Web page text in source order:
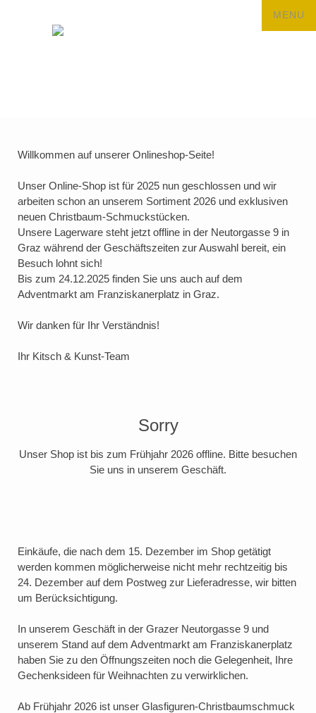
Willkommen auf unserer Onlineshop-Seite!
Unser Online-Shop ist für 2025 nun geschlossen und wir
arbeiten schon an unserem Sortiment 2026 und exklusiven
neuen Christbaum-Schmuckstücken.
Unsere Lagerware steht jetzt offline in der Neutorgasse 9 in
Graz während der Geschäftszeiten zur Auswahl bereit, ein
Besuch lohnt sich!
Bis zum 24.12.2025 finden Sie uns auch auf dem
Adventmarkt am Franziskanerplatz in Graz.
Wir danken für Ihr Verständnis!
Ihr Kitsch & Kunst-Team
Sorry
Unser Shop ist bis zum Frühjahr 2026 offline. Bitte besuchen
Sie uns in unserem Geschäft.
Einkäufe, die nach dem 15. Dezember im Shop getätigt
werden kommen möglicherweise nicht mehr rechtzeitig bis
24. Dezember auf dem Postweg zur Lieferadresse, wir bitten
um Berücksichtigung.
In unserem Geschäft in der Grazer Neutorgasse 9 und
unserem Stand auf dem Adventmarkt am Franziskanerplatz
haben Sie zu den Öffnungszeiten noch die Gelegenheit, Ihre
Gechenksideen für Weihnachten zu verwirklichen.
Ab Frühjahr 2026 ist unser Glasfiguren-Christbaumschmuck